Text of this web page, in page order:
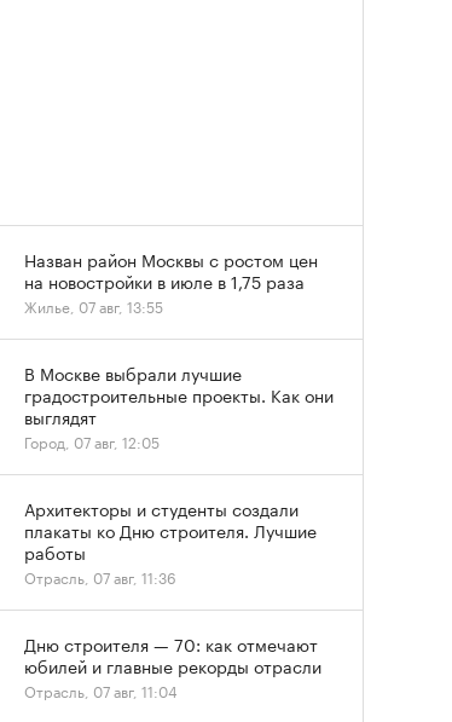
Назван район Москвы с ростом цен
на новостройки в июле в 1,75 раза
Жилье, 07 авг, 13:55
В Москве выбрали лучшие
градостроительные проекты. Как они
выглядят
Город, 07 авг, 12:05
Архитекторы и студенты создали
плакаты ко Дню строителя. Лучшие
работы
Отрасль, 07 авг, 11:36
Дню строителя — 70: как отмечают
юбилей и главные рекорды отрасли
Отрасль, 07 авг, 11:04